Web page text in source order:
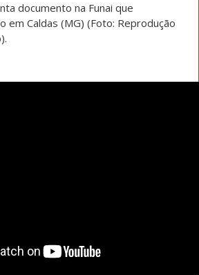
documento na Funai que
em Caldas (MG) (Foto: Reprodução